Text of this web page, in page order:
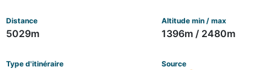
Distance
5029m
Altitude min / max
1396m / 2480m
Type d'itinéraire Source